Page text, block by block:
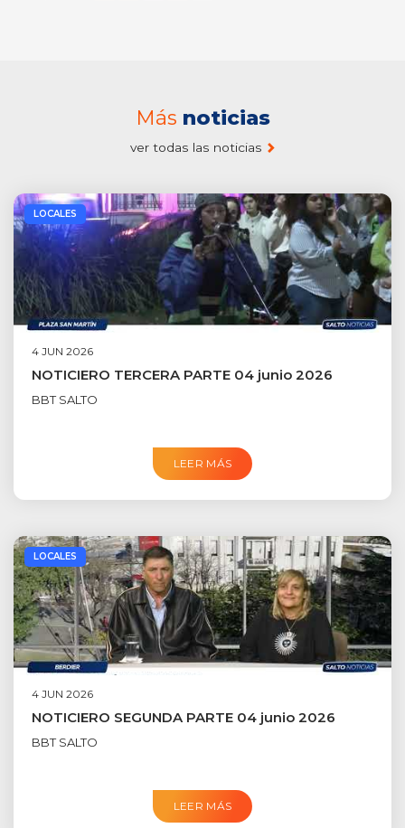
Más noticias
ver todas las noticias
LOCALES
4 JUN 2026
NOTICIERO TERCERA PARTE 04 junio 2026
BBT SALTO
LEER MÁS
LOCALES
4 JUN 2026
NOTICIERO SEGUNDA PARTE 04 junio 2026
BBT SALTO
LEER MÁS